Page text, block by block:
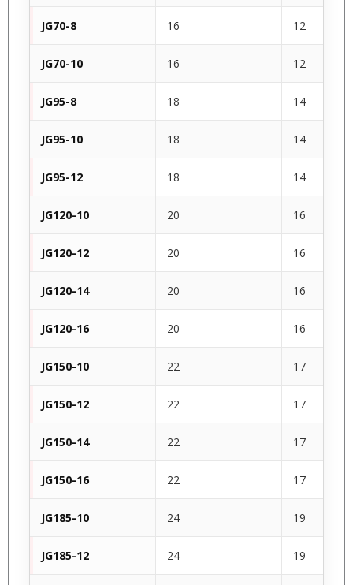
JG70-8 16 12
JG70-10 16 12
JG95-8 18 14
JG95-10 18 14
JG95-12 18 14
JG120-10 20 16
JG120-12 20 16
JG120-14 20 16
JG120-16 20 16
JG150-10 22 17
JG150-12 22 17
JG150-14 22 17
JG150-16 22 17
JG185-10 24 19
JG185-12 24 19